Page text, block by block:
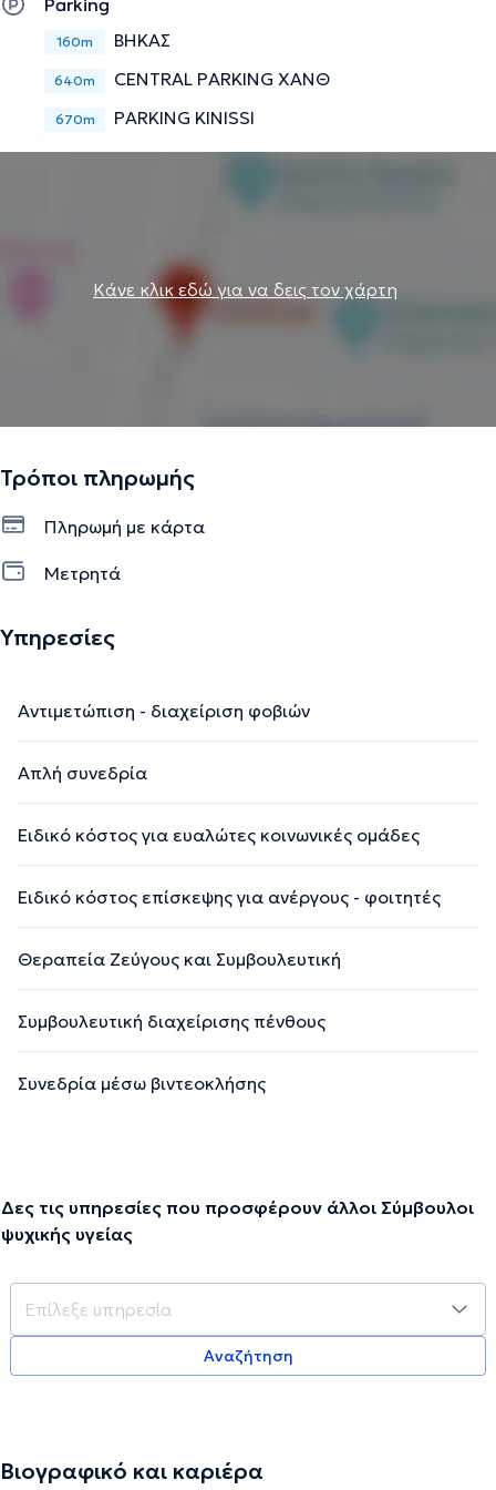
απελευθερωμένος/η από τα εμπόδια που επιφέρουν οι
όποιες ψυχικές δυσκολίες..
Την περιγραφή επιμελείται η ομάδα του doctoranytime βασισμένη σε
160m ΒΗΚΑΣ
640m CENTRAL PARKING ΧΑΝΘ
670m PARKING KINISSI
Κάνε κλικ εδώ για να δεις τον χάρτη
Τρόποι πληρωμής
Πληρωμή με κάρτα
Μετρητά
Υπηρεσίες
Αντιμετώπιση - διαχείριση φοβιών
Απλή συνεδρία
Ειδικό κόστος για ευαλώτες κοινωνικές ομάδες
Ειδικό κόστος επίσκεψης για ανέργους - φοιτητές
Θεραπεία Ζεύγους και Συμβουλευτική
Συμβουλευτική διαχείρισης πένθους
Συνεδρία μέσω βιντεοκλήσης
Δες τις υπηρεσίες που προσφέρουν άλλοι Σύμβουλοι
ψυχικής υγείας
Αναζήτηση
Βιογραφικό και καριέρα